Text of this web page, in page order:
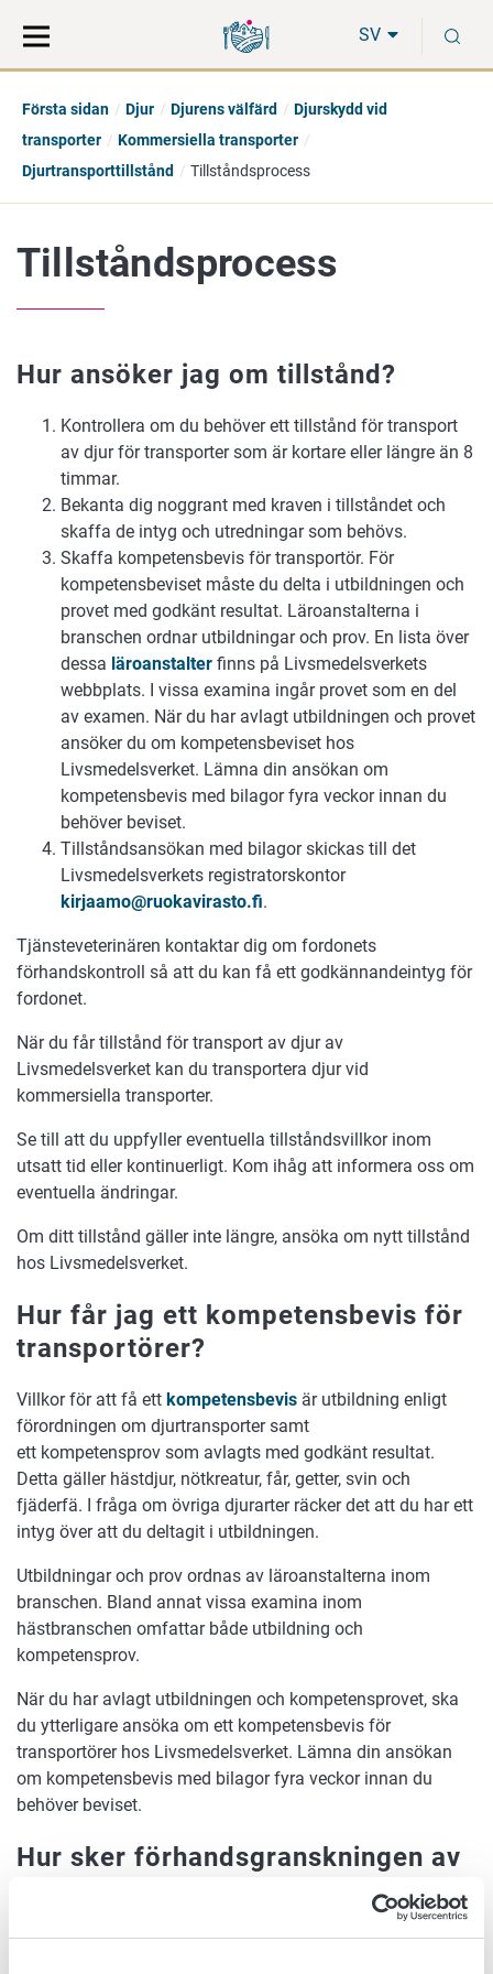
direkt
till
på
hela
SV
Första sidan Djur Djurens välfärd
Djurskydd vid
transporter
Kommersiella transporter
Djurtransporttillstånd
Tillståndsprocess
Tillståndsprocess
Hur ansöker jag om tillstånd?
Kontrollera om du behöver ett tillstånd för transport
av djur för transporter som är kortare eller längre än 8
timmar.
Bekanta dig noggrant med kraven i tillståndet och
skaffa de intyg och utredningar som behövs.
Skaffa kompetensbevis för transportör. För
kompetensbeviset måste du delta i utbildningen och
provet med godkänt resultat. Läroanstalterna i
branschen ordnar utbildningar och prov. En lista över
dessa läroanstalter finns på Livsmedelsverkets
webbplats. I vissa examina ingår provet som en del
av examen. När du har avlagt utbildningen och provet
ansöker du om kompetensbeviset hos
Livsmedelsverket. Lämna din ansökan om
kompetensbevis med bilagor fyra veckor innan du
behöver beviset.
Tillståndsansökan med bilagor skickas till det
Livsmedelsverkets registratorskontor
kirjaamo@ruokavirasto.fi.
Tjänsteveterinären kontaktar dig om fordonets
förhandskontroll så att du kan få ett godkännandeintyg för
fordonet.
När du får tillstånd för transport av djur av
Livsmedelsverket kan du transportera djur vid
kommersiella transporter.
Se till att du uppfyller eventuella tillståndsvillkor inom
utsatt tid eller kontinuerligt. Kom ihåg att informera oss om
eventuella ändringar.
Om ditt tillstånd gäller inte längre, ansöka om nytt tillstånd
hos Livsmedelsverket.
Hur får jag ett kompetensbevis för
transportörer?
Villkor för att få ett kompetensbevis är utbildning enligt
förordningen om djurtransporter samt
ett kompetensprov som avlagts med godkänt resultat.
Detta gäller hästdjur, nötkreatur, får, getter, svin och
fjäderfä. I fråga om övriga djurarter räcker det att du har ett
intyg över att du deltagit i utbildningen.
Utbildningar och prov ordnas av läroanstalterna inom
branschen. Bland annat vissa examina inom
hästbranschen omfattar både utbildning och
kompetensprov.
När du har avlagt utbildningen och kompetensprovet, ska
du ytterligare ansöka om ett kompetensbevis för
transportörer hos Livsmedelsverket. Lämna din ansökan
om kompetensbevis med bilagor fyra veckor innan du
behöver beviset.
Hur sker förhandsgranskningen av
Till tillståndet för transport av djur ska bifogas ett intyg